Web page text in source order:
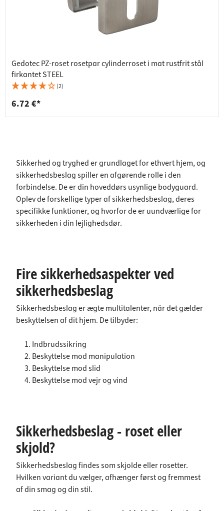
Gedotec PZ-roset rosetpar cylinderroset i mat rustfrit stål
firkantet STEEL
(2)
6.72 €*
Sikkerhed og tryghed er grundlaget for ethvert hjem, og
sikkerhedsbeslag spiller en afgørende rolle i den
forbindelse. De er din hoveddørs usynlige bodyguard.
Oplev de forskellige typer af sikkerhedsbeslag, deres
specifikke funktioner, og hvorfor de er uundværlige for
sikkerheden i din lejlighedsdør.
Fire sikkerhedsaspekter ved
sikkerhedsbeslag
Sikkerhedsbeslag er ægte multitalenter, når det gælder
beskyttelsen af dit hjem. De tilbyder:
Indbrudssikring
Beskyttelse mod manipulation
Beskyttelse mod slid
Beskyttelse mod vejr og vind
Sikkerhedsbeslag - roset eller
skjold?
Sikkerhedsbeslag findes som skjolde eller rosetter.
Hvilken variant du vælger, afhænger først og fremmest
af din smag og din stil.